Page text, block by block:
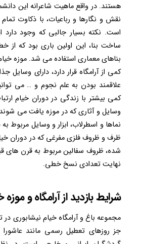
هستند. در واقع ماهیت شاعرانه این
نقش و نگارها و رباعیات، با ذکاوت
است. نکته بسیار جالبی که وجود
ساخت بنا، این اولین باری بود که از
بناهای معماری استفاده می شد. موزه
کمی از آرامگاه قرار دارد، دارای
علاقمند بودن به علم نجوم و … می
کمی بیشتر با زندگی در دوران خیام
وسایل و آثاری که در موزه یافت می شوند
نماها و اسطرلاب، ابزار و وسایل مربوط
ظرف و ظروف فلزی مفرغی که در دوران
شده، ظروف سفالین مربوط به قرن های
نهایت تعدادی نسخ خطی.
شرایط بازدید از آرامگاه و
مجموعه باغ و آرامگاه خیام نیشابوری
جز روزهای تعطیل رسمی مانند عاشورا